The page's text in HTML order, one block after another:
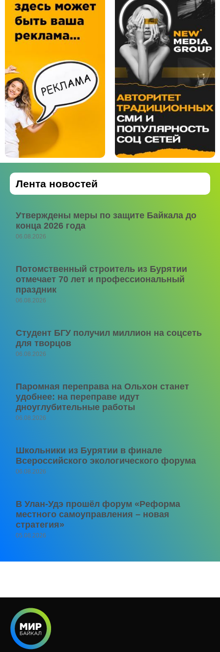
Лента новостей
Утверждены меры по защите Байкала до
конца 2026 года
06.08.2026
Потомственный строитель из Бурятии
отмечает 70 лет и профессиональный
праздник
06.08.2026
Студент БГУ получил миллион на соцсеть
для творцов
06.08.2026
Паромная переправа на Ольхон станет
удобнее: на переправе идут
дноуглубительные работы
06.08.2026
Школьники из Бурятии в финале
Всероссийского экологического форума
06.08.2026
В Улан-Удэ прошёл форум «Реформа
местного самоуправления – новая
стратегия»
05.08.2026